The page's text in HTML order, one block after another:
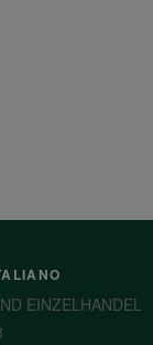
EINZELHANDEL